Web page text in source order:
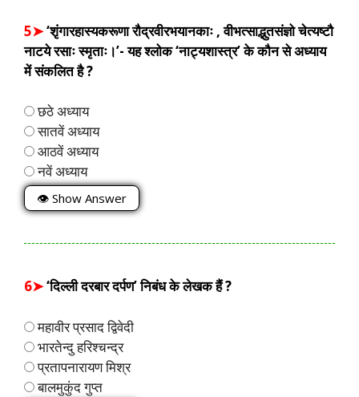
5➤‘शृंगारहास्यकरूणा रौद्रवीरभयानकाः , वीभत्साद्भुतसंज्ञो चेत्यष्टौ
नाटये रसाः स्मृताः।’- यह श्लोक ‘नाट्यशास्त्र’ के कौन से अध्याय
में संकलित है ?
छठे अध्याय
सातवें अध्याय
आठवें अध्याय
नवें अध्याय
👁 Show Answer
6➤‘दिल्ली दरबार दर्पण’ निबंध के लेखक हैं ?
महावीर प्रसाद द्विवेदी
भारतेन्दु हरिश्चन्द्र
प्रतापनारायण मिश्र
बालमुकुंद गुप्त